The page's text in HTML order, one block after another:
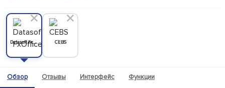
Datasoft FxOffice CEBS
Обзор Отзывы Интерфейс Функции